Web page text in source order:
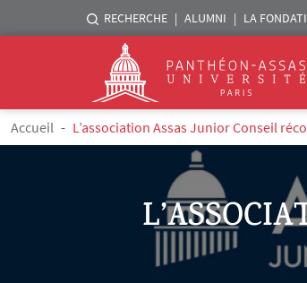
Aller au contenu principal
Menu liste sites Assas
RECHERCHE ALUMNI LA
Logo
Fil d'Ariane
Accueil L’association Assas Junior Conseil